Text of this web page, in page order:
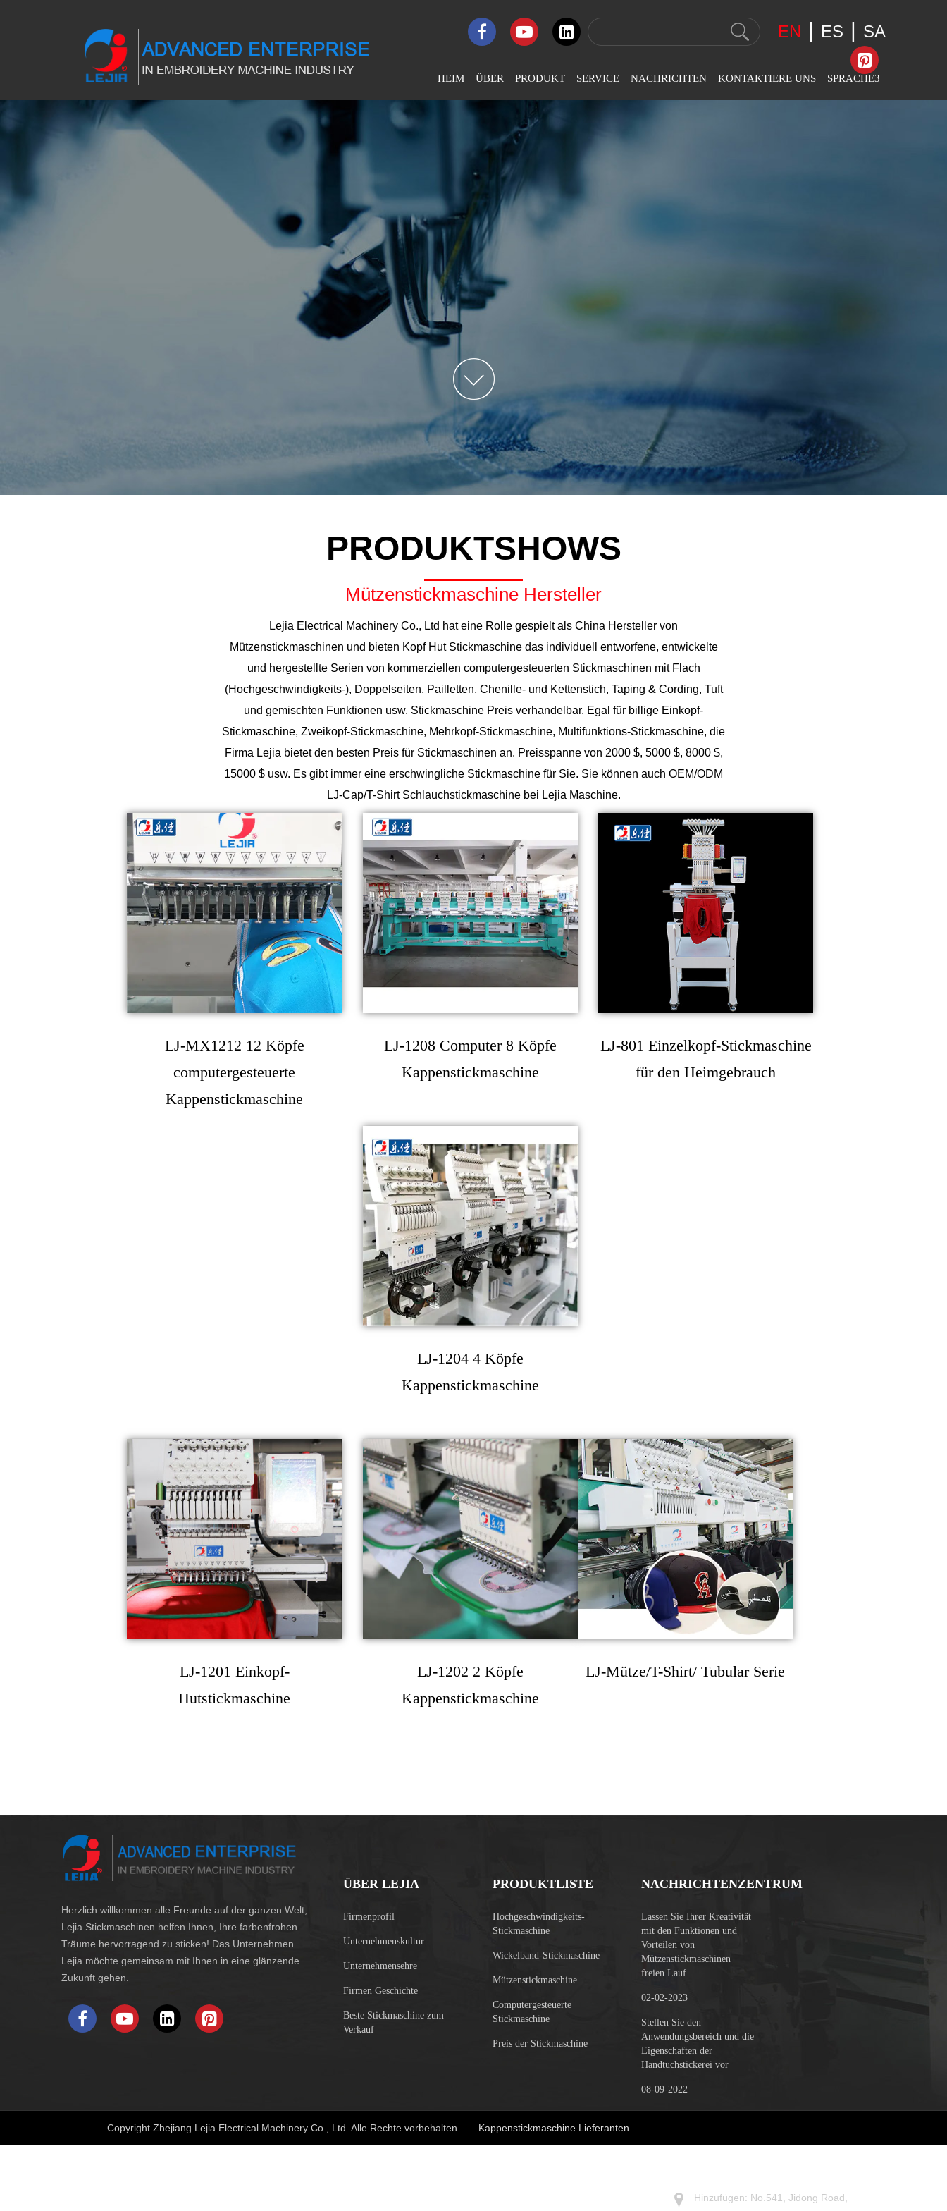
EN | ES | SA
HEIM ÜBER
Firmenprofil
Unternehmenskultur
Firmenehre
Entwicklungsgeschichte
PRODUKT
LJ-Flat
Stickmaschine
LJ-Hochgeschwindigkeits-
Stickmaschine
Kettenstich-Stickmaschine
LJ-Multifunktions-Mixed-
LJ-Cap/T-Shirt
Schlauchstickmaschine
LJ-Spray-Druck-
Stickmaschine
SERVICE NACHRICHTEN KONTAKTIERE UNS SPRACHE3
Deutsch
Nederlands
বাংলা
ไทย
PRODUKTSHOWS
Mützenstickmaschine Hersteller
Lejia Electrical Machinery Co., Ltd hat eine Rolle gespielt als China Hersteller von
Mützenstickmaschinen und bieten Kopf Hut Stickmaschinedas individuell entworfene, entwickelte
und hergestellte Serien von kommerziellen computergesteuerten Stickmaschinen mit Flach
(Hochgeschwindigkeits-), Doppelseiten, Pailletten, Chenille- und Kettenstich, Taping & Cording, Tuft
und gemischten Funktionen usw. Stickmaschine Preis verhandelbar. Egal für billige Einkopf-
Stickmaschine, Zweikopf-Stickmaschine, Mehrkopf-Stickmaschine, Multifunktions-Stickmaschine, die
Firma Lejia bietet den besten Preis für Stickmaschinen an. Preisspanne von 2000 $, 5000 $, 8000 $,
15000 $ usw. Es gibt immer eine erschwingliche Stickmaschine für Sie. Sie können auch OEM/ODM
LJ-Cap/T-Shirt Schlauchstickmaschine bei Lejia Maschine.
LJ-MX1212 12 Köpfe
computergesteuerte
Kappenstickmaschine
LJ-1208 Computer 8 Köpfe
Kappenstickmaschine
LJ-801 Einzelkopf-Stickmaschine
für den Heimgebrauch
LJ-1204 4 Köpfe
Kappenstickmaschine
LJ-1201 Einkopf-
Hutstickmaschine
LJ-1202 2 Köpfe
Kappenstickmaschine
LJ-Mütze/T-Shirt/ Tubular Serie
Herzlich willkommen alle Freunde auf der ganzen Welt,
Lejia Stickmaschinen helfen Ihnen, Ihre farbenfrohen
Träume hervorragend zu sticken! Das Unternehmen
Lejia möchte gemeinsam mit Ihnen in eine glänzende
Zukunft gehen.
ÜBER LEJIA
Firmenprofil
Unternehmenskultur
Unternehmensehre
Firmen Geschichte
Beste Stickmaschine zum
Verkauf
PRODUKTLISTE
Hochgeschwindigkeits-
Stickmaschine
Wickelband-Stickmaschine
Mützenstickmaschine
Computergesteuerte
Stickmaschine
Preis der Stickmaschine
NACHRICHTENZENTRUM
Lassen Sie Ihrer Kreativität
mit den Funktionen und
Vorteilen von
Mützenstickmaschinen
freien Lauf
02-02-2023
Stellen Sie den
Anwendungsbereich und die
Eigenschaften der
Handtuchstickerei vor
08-09-2022
Hinzufügen: No.541, Jidong Road,
Copyright Zhejiang Lejia Electrical Machinery Co., Ltd. Alle Rechte vorbehalten. Kappenstickmaschine Lieferanten